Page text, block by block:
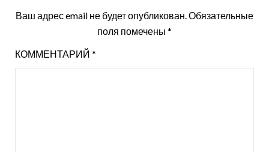
Ваш адрес email не будет опубликован.Обязательные
поля помечены *
КОММЕНТАРИЙ *